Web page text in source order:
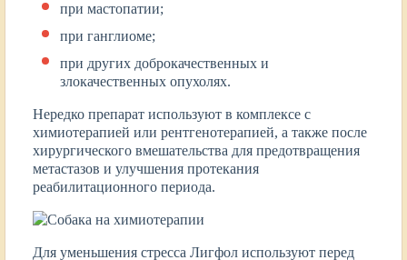
при мастопатии;
при ганглиоме;
при других доброкачественных и
злокачественных опухолях.
Нередко препарат используют в комплексе с
химиотерапией или рентгенотерапией, а также после
хирургического вмешательства для предотвращения
метастазов и улучшения протекания
реабилитационного периода.
Для уменьшения стресса Лигфол используют перед